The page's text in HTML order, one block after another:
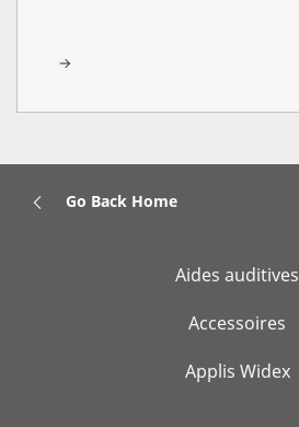
Go Back Home
Aides auditives
Accessoires
Applis Widex